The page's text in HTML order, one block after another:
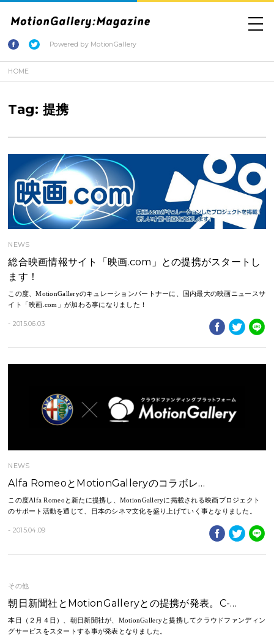
Powered by MotionGallery
HOME
Tag: 提携
NEWS
総合映画情報サイト「映画.com」との提携がスタートし
ます！
この度、MotionGalleryのキュレーションパートナーに、国内最大の映画ニュースサ
イト「映画.com」が加わる事になりました！
- 2015.06.03
NEWS
Alfa RomeoとMotionGalleryのコラボレ…
この度Alfa Romeoと新たに提携し、MotionGalleryに掲載される映画プロジェクト
のサポート活動を通じて、日本のシネマ文化を盛り上げていく事となりました。
- 2015.04.09
その他
朝日新聞社とMotionGalleryとの提携が発表。C-…
​本日（２月４日）、朝日新聞社が、MotionGalleryと提携してクラウドファンディン
グサービスをスタートする事が発表となりました。